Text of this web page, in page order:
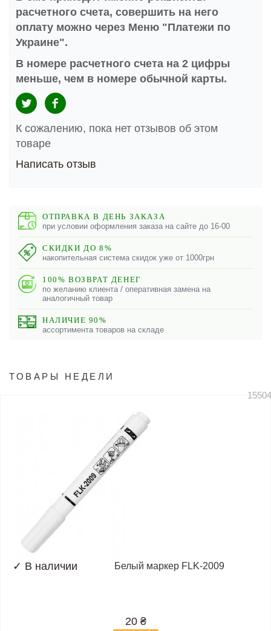
расчетного счета, совершить на него
оплату можно через Меню "Платежи по
Украине".
В номере расчетного счета на 2 цифры
меньше, чем в номере обычной карты.
К сожалению, пока нет отзывов об этом
товаре
Написать отзыв
ОТПРАВКА В ДЕНЬ ЗАКАЗА
при условии оформления заказа на сайте до 16-00
СКИДКИ ДО 8%
накопительная система скидок уже от 1000грн
100% ВОЗВРАТ ДЕНЕГ
по желанию клиента / оперативная замена на
аналогичный товар
НАЛИЧИЕ 90%
ассортимента товаров на складе
ТОВАРЫ НЕДЕЛИ
✓ В наличии Белый маркер FLK-2009
20 ₴